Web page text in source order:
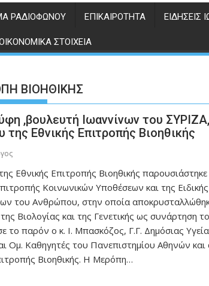
ΡΑΔΙΟΦΏΝΟΥ ΕΠΙΚΑΙΡΌΤΗΤΑ ΕΙΔΉΣΕΙΣ
ΣΤΟΙΧΕΊΑ
ΒΙΟΗΘΙΚΗΣ
,βουλευτή Ιωαννίνων του
Εθνικής Επιτροπής Βιοηθικής
Εθνικής Επιτροπής Βιοηθικής
Κοινωνικών Υποθέσεων και της
του Ανθρώπου, στην οποία
Βιολογίας και της Γενετικής ως συνάρτηση
το παρόν ο κ. Ι. Μπασκόζος, Γ.Γ. Δημόσιας
Ομ. Καθηγητές του Πανεπιστημίου Αθηνών και
Βιοηθικής. Η Μερόπη…